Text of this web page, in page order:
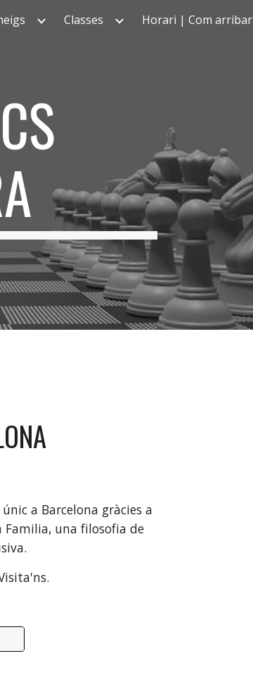
to navigationClasses Horari | Com arribar
a Barcelona gràcies a
Familia, una filosofia de